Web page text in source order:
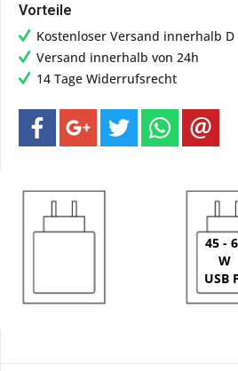
Vorteile
Kostenloser Versand innerhalb D
Versand innerhalb von 24h
14 Tage Widerrufsrecht
45 -
W
USB